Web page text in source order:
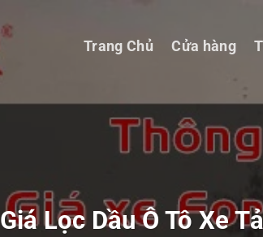
Trang Chủ Cửa hàng
Giá Lọc Dầu Ô Tô Xe